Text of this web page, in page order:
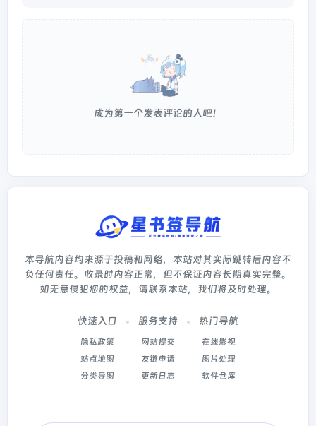
成为第一个发表评论的人吧！
本导航内容均来源于投稿和网络，本站对其实际跳转后内容不
负任何责任。收录时内容正常，但不保证内容长期真实完整。
如无意侵犯您的权益，请联系本站，我们将及时处理。
快速入口
隐私政策
站点地图
分类导图
服务支持
网站提交
友链申请
更新日志
热门导航
在线影视
图片处理
软件仓库